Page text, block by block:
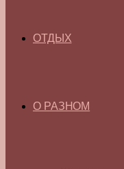
ОТДЫХ
О РАЗНОМ